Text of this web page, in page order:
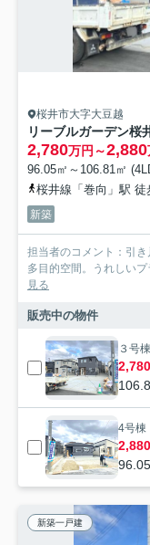
桜井市大字大豆越
リーブルガーデン桜
2,780万円～2,880
96.05㎡～106.81㎡
桜井線「巻向」駅 徒
新築
担当者のコメント：引
多目的空間。うれしい
見る
販売中の物件
３号棟
4号棟
新築一戸建